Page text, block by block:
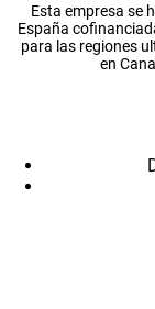
Esta empresa se
España
para las regiones
en